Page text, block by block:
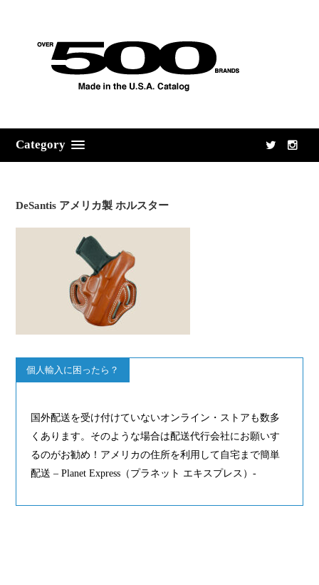
Category
DeSantis アメリカ製 ホルスター
個人輸入に困ったら？
国外配送を受け付けていないオンライン・ストアも数多
くあります。そのような場合は配送代行会社にお願いす
るのがお勧め！アメリカの住所を利用して自宅まで簡単
配送 – Planet Express（プラネット エキスプレス）-